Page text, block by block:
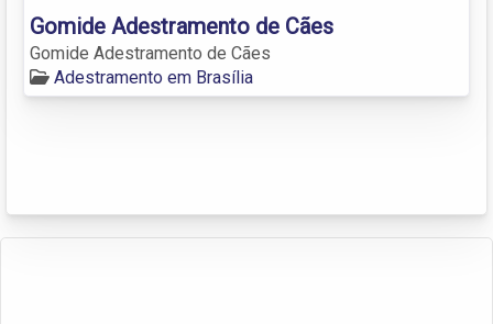
Gomide Adestramento de Cães
Gomide Adestramento de Cães
Adestramento em Brasília